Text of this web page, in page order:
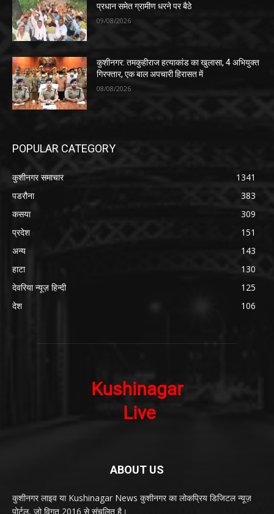
प्रधान समेत ग्रामीण धरने पर बैठे
09/08/2026
कुशीनगर: तमकुहीराज हत्याकांड का खुलासा, 4 अभियुक्त
गिरफ्तार, एक बाल अपचारी हिरासत में
08/08/2026
POPULAR CATEGORY
कुशीनगर समाचार
1341
पडरौना
383
कसया
309
प्रदेश
151
अन्य
143
हाटा
130
देवरिया न्यूज़ हिन्दी
125
देश
106
ABOUT US
कुशीनगर लाइव या Kushinagar News कुशीनगर का लोकप्रिय डिजिटल न्यूज़
पोर्टल, जो विगत 2016 से संचलित है।